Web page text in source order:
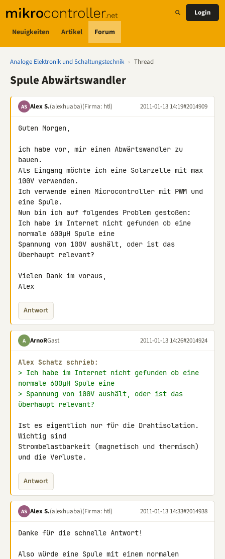
Neuigkeiten Artikel Forum
Login
Analoge Elektronik und Schaltungstechnik › Thread
Spule Abwärtswandler
AS Alex S.(alexhuaba)(Firma: htl) 2011-01-13 14:19#2014909
Guten Morgen,
ich habe vor, mir einen Abwärtswandler zu
bauen.
Als Eingang möchte ich eine Solarzelle mit max
100V verwenden.
Ich verwende einen Microcontroller mit PWM und
eine Spule.
Nun bin ich auf folgendes Problem gestoßen:
Ich habe im Internet nicht gefunden ob eine
normale 600µH Spule eine
Spannung von 100V aushält, oder ist das
überhaupt relevant?
Vielen Dank im voraus,
Alex
Antwort
A ArnoRGast 2011-01-13 14:26#2014924
Alex Schatz schrieb:
> Ich habe im Internet nicht gefunden ob eine
normale 600µH Spule eine
> Spannung von 100V aushält, oder ist das
überhaupt relevant?
Ist es eigentlich nur für die Drahtisolation.
Wichtig sind
Strombelastbarkeit (magnetisch und thermisch)
und die Verluste.
Antwort
AS Alex S.(alexhuaba)(Firma: htl) 2011-01-13 14:33#2014938
Danke für die schnelle Antwort!
Also würde eine Spule mit einem normalen